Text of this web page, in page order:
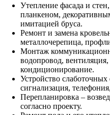
Утепление фасада и
планкеном,
имитацией бруса.
Ремонт и замена
металлочерепица,
Монтаж
водопровод,
кондиционирование.
Устройство
сигнализация,
Перепланировка –
согласно проекту.